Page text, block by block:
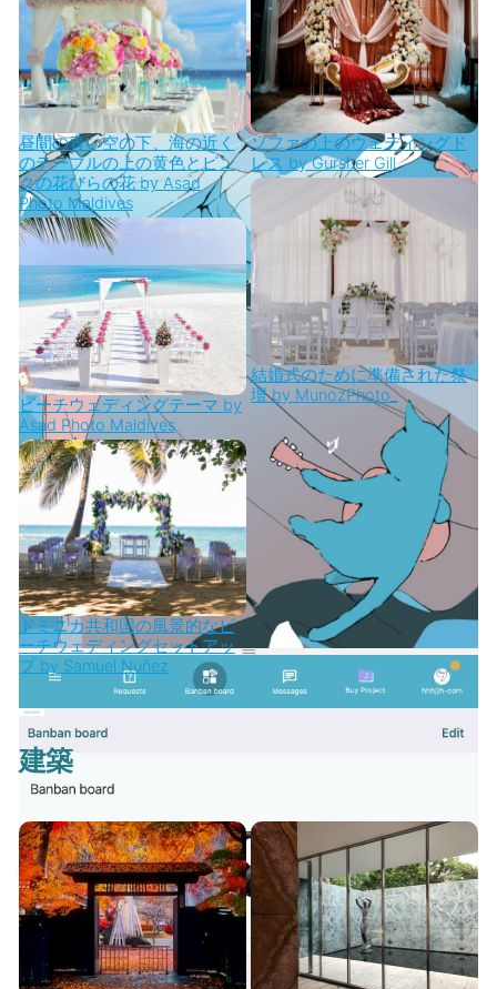
昼間の青い空の下、海の近く
のテーブルの上の黄色とピン
クの花びらの花 by Asad
Photo Maldives
ビーチウェディングテーマ by
Asad Photo Maldives
ドミニカ共和国の風景的なビ
ーチウェディングセットアッ
プ by Samuel Nuñez
ソファの上のウェディングド
レス by Gursher Gill
結婚式のために準備された祭
壇 by MunozPhoto_
建築